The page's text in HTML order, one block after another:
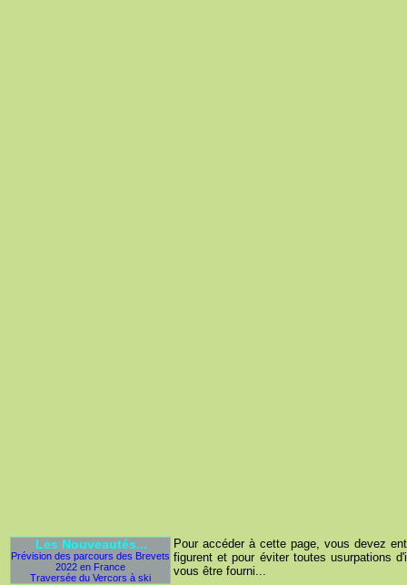
Les Nouveautés...
Prévision des parcours des Brevets
2022 en France
Traversée du Vercors à ski
Pour accéder à cette page, vous devez
figurent et pour éviter toutes usurpations
vous être fourni...